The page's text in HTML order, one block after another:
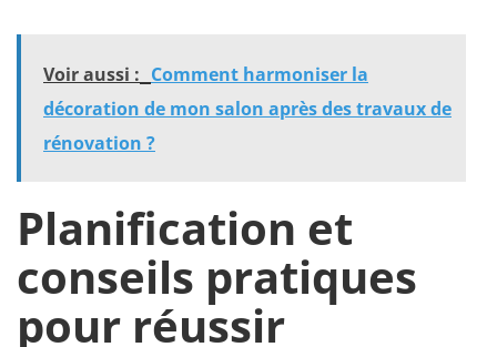
Voir aussi : Comment harmoniser la
décoration de mon salon après des travaux de
rénovation ?
Planification et
conseils pratiques
pour réussir